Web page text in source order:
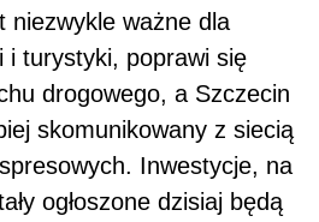
niezwykle ważne dla
i turystyki, poprawi się
drogowego, a Szczecin
skomunikowany z siecią
Inwestycje, na
ogłoszone dzisiaj będą